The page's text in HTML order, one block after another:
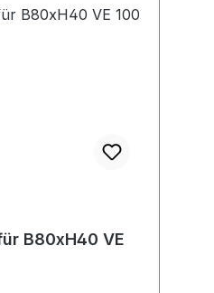
B80xH40 VE